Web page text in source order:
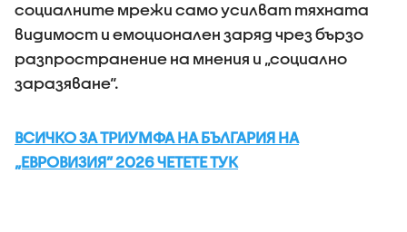
социалните мрежи само усилват тяхната
видимост и емоционален заряд чрез бързо
разпространение на мнения и „социално
заразяване“.
ВСИЧКО ЗА ТРИУМФА НА БЪЛГАРИЯ НА
„ЕВРОВИЗИЯ” 2026 ЧЕТЕТЕ ТУК